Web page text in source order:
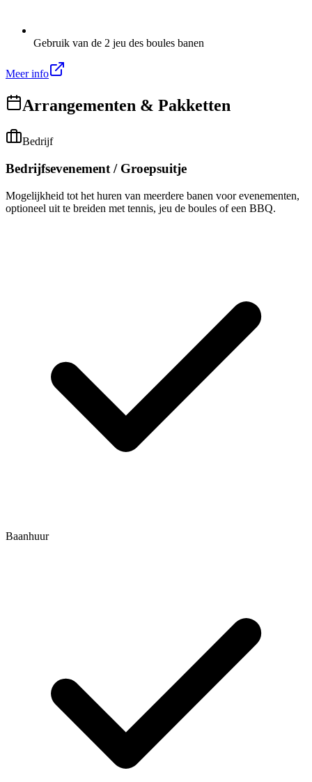
Gebruik van de 2 jeu des boules banen
Meer info
Arrangementen & Pakketten
Bedrijf
Bedrijfsevenement / Groepsuitje
Mogelijkheid tot het huren van meerdere banen voor evenementen,
optioneel uit te breiden met tennis, jeu de boules of een BBQ.
Baanhuur